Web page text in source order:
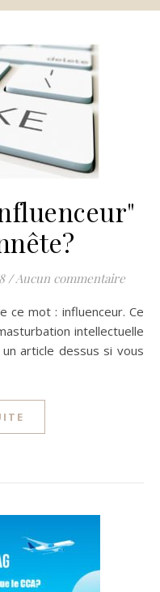
/Aucun commentaire
intellectuelle
article dessus si vous